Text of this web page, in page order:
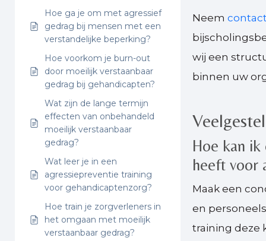
Hoe ga je om met agressief
gedrag bij mensen met een
verstandelijke beperking?
Hoe voorkom je burn-out
door moeilijk verstaanbaar
gedrag bij gehandicapten?
Wat zijn de lange termijn
effecten van onbehandeld
moeilijk verstaanbaar
gedrag?
Wat leer je in een
agressiepreventie training
voor gehandicaptenzorg?
Hoe train je zorgverleners in
het omgaan met moeilijk
verstaanbaar gedrag?
Neem
wij een
binnen uw
Hoe kan
heeft voor
Maak een
en
training deze